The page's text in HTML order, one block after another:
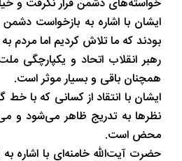
خواسته‌های دشمن قرار نگرفت و
ایشان با اشاره به بازخواست
بودند که ما تلاش کردیم اما مردم
رهبر انقلاب اتحاد و یکپارچگی
همچنان باقی و بسیار موثر است.
ایشان با انتقاد از کسانی که با
نظرها به تدریج ظاهر می‌شود و
محض است.
حضرت آیت‌الله خامنه‌ای با اشاره